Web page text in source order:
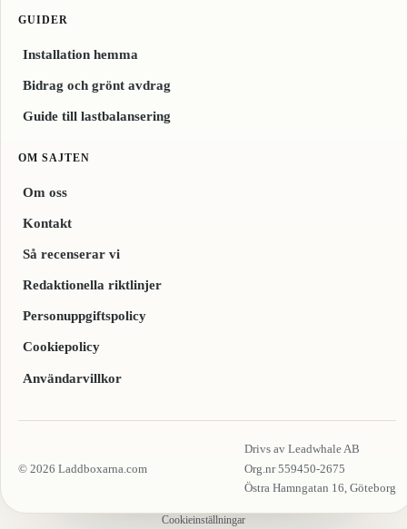
GUIDER
Installation hemma
Bidrag och grönt avdrag
Guide till lastbalansering
OM SAJTEN
Om oss
Kontakt
Så recenserar vi
Redaktionella riktlinjer
Personuppgiftspolicy
Cookiepolicy
Användarvillkor
© 2026 Laddboxarna.com
Drivs av Leadwhale AB
Org.nr 559450-2675
Östra Hamngatan 16, Göteborg
Cookieinställningar